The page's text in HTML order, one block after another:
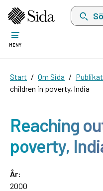
Sök på
MENY
Start Om Sida
children in poverty, India
Reaching
poverty,
År:
2000